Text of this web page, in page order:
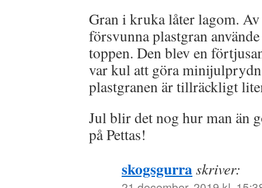
Gran i kruka låter lagom.
försvunna plastgran
toppen. Den blev en
var kul att göra
plastgranen är tillräckligt
Jul blir det nog hur man än
på Pettas!
skogsgurraskriver: